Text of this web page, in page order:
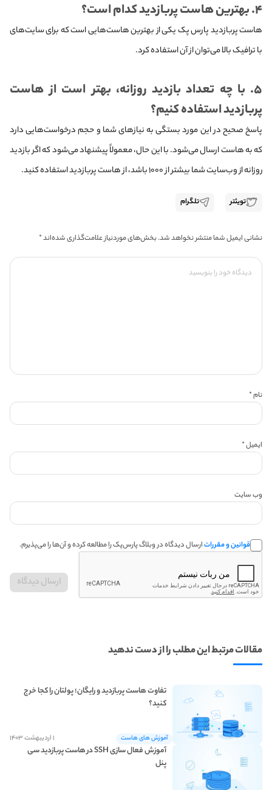
۴. بهترین هاست پربازدید کدام است؟
هاست پربازدید پارس پک یکی از بهترین هاست‌هایی است که برای سایت‌های
با ترافیک بالا می‌توان از آن استفاده کرد.
۵. با چه تعداد بازدید روزانه، بهتر است از هاست
پربازدید استفاده کنیم؟
پاسخ صحیح در این مورد بستگی به نیازهای شما و حجم درخواست‌هایی دارد
که به هاست ارسال می‌شود. با این حال، معمولاً پیشنهاد می‌شود که اگر بازدید
روزانه‌ از وب‌سایت شما بیشتر از ۱۰۰۰ باشد، از هاست پربازدید استفاده کنید.
تویئتر تلگرام
نشانی ایمیل شما منتشر نخواهد شد.بخش‌های موردنیاز علامت‌گذاری شده‌اند*
نام*
ایمیل*
وب‌ سایت
قوانین و مقرراتارسال دیدگاه در وبلاگ پارس‌پک را مطالعه کرده و آن‌ها را می‌پذیرم.
مقالات مرتبط این مطلب را از دست ندهید
آموزش های هاست ۱ اردیبهشت ۱۴۰۳
تفاوت هاست پربازدید و رایگان؛ پولتان را کجا خرج
کنید؟
آموزش فعال‌ سازی SSH در هاست پربازدید سی
پنل